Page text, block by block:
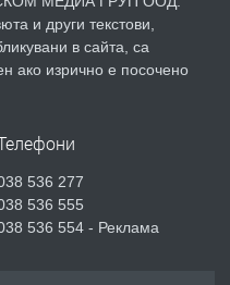
преди 2 дни
обзаведен
бетон! Събаряне на
и други текстови,
в сайта, са
ако изрично е посочено
536 277
536 555
536 554 - Реклама